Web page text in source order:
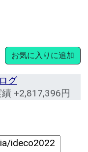
お気に入りに追加
グ
+2,817,396円